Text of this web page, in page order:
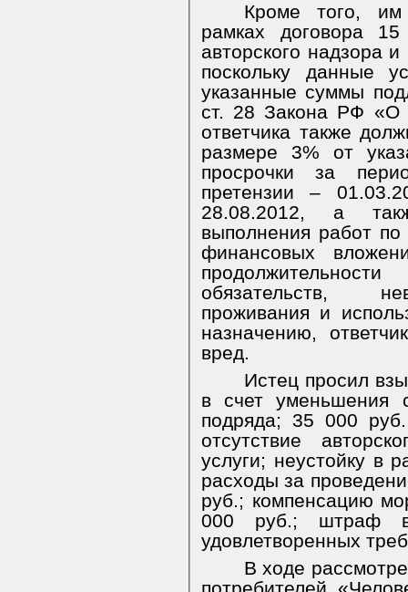
Кроме того,
рамках договора
авторского надзора
поскольку данные
указанные суммы
ст. 28 Закона РФ «О
ответчика также
размере 3% от
просрочки за
претензии –
28.08.2012, а
выполнения работ
финансовых
обязательств,
проживания и
назначению,
вред.
Истец просил
в счет уменьшения
подряда; 35 000
отсутствие
услуги; неустойку в
расходы за
руб.; компенсацию
000 руб.; штраф
удовлетворенных
В ходе